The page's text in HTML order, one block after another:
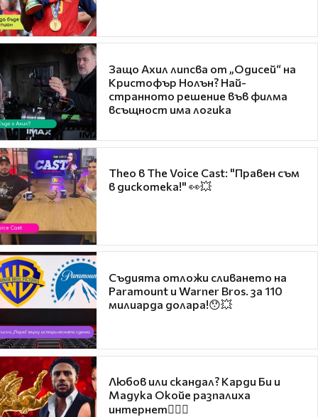
Защо Ахил липсва от „Одисей“ на
Кристофър Нолън? Най-
странното решение във филма
всъщност има логика
Theo в The Voice Cast: "Правен съм
в дискотека!" 👀💥
Съдията отложи сливането на
Paramount и Warner Bros. за 110
милиарда долара!😯💥
Любов или скандал? Карди Би и
Мадука Окойе разпалиха
интернет❤️‍🔥🔥